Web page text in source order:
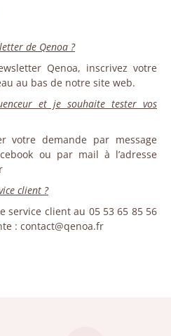
de Qenoa ?
Qenoa, inscrivez votre
au bas de notre site web.
et je souhaite tester vos
votre demande par message
ou par mail à l’adresse
client ?
service client au 05 53 65 85 56
: contact@qenoa.fr